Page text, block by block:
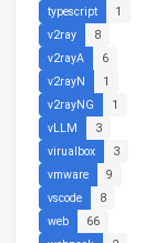
typescript
1
v2ray
8
v2rayA
6
v2rayN
1
v2rayNG
1
vLLM
3
virualbox
3
vmware
9
vscode
8
web
66